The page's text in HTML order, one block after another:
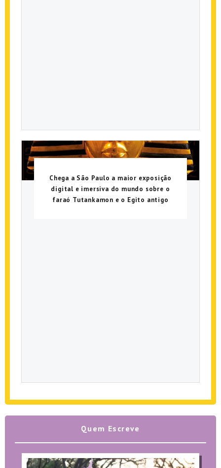
Chega a São Paulo a maior exposição
digital e imersiva do mundo sobre o
faraó Tutankamon e o Egito antigo
Quem Escreve